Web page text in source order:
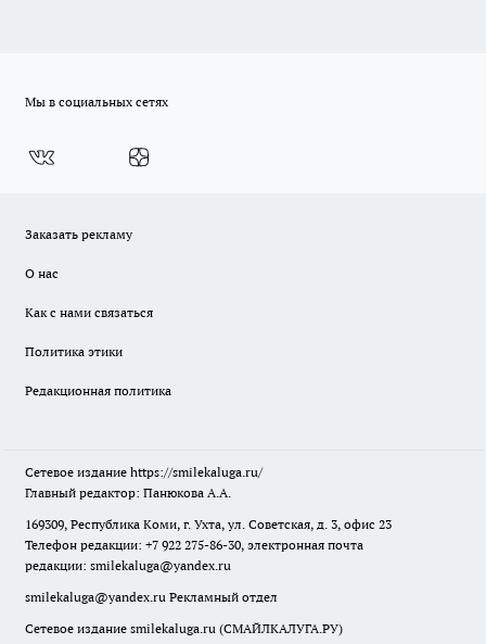
Мы в социальных сетях
Заказать рекламу
О нас
Как с нами связаться
Политика этики
Редакционная политика
Сетевое издание https://smilekaluga.ru/
Главный редактор: Панюкова А.А.
169309, Республика Коми, г. Ухта, ул. Советская, д. 3, офис 23
Телефон редакции: +7 922 275-86-30, электронная почта
редакции: smilekaluga@yandex.ru
smilekaluga@yandex.ru Рекламный отдел
Сетевое издание smilekaluga.ru (СМАЙЛКАЛУГА.РУ)